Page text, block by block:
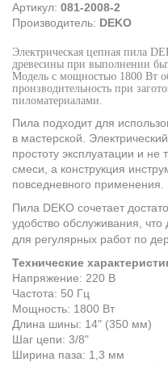
Артикул: 081-2008-2
Производитель: DEKO
Электрическая цепная пила
древесины при выполнении
Модель с мощностью 1800 Вт
производительность при
пиломатериалами.
Пила подходит для
в мастерской.
простоту эксплуатации и не
смеси, а конструкция
повседневного применения.
Пила DEKO сочетает
удобство обслуживания,
для регулярных работ по
Технические
Напряжение: 220 В
Частота: 50 Гц
Мощность: 1800 Вт
Длина шины: 14" (350 мм)
Шаг цепи: 3/8"
Ширина паза: 1,3 мм